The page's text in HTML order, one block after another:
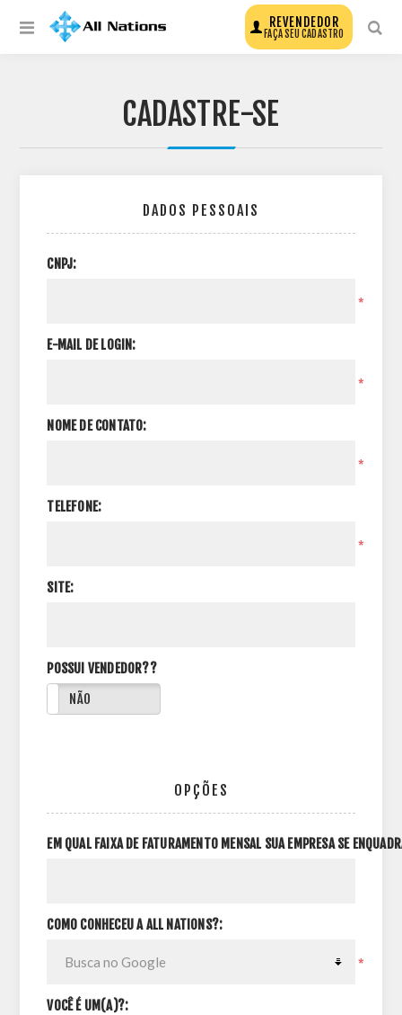
REVENDEDOR
FAÇA SEU CADASTRO
CADASTRE-SE
DADOS PESSOAIS
CNPJ:
*
E-MAIL DE LOGIN:
*
NOME DE CONTATO:
*
TELEFONE:
*
SITE:
POSSUI VENDEDOR??
NÃO
OPÇÕES
EM QUAL FAIXA DE FATURAMENTO MENSAL SUA EMPRESA SE
COMO CONHECEU A ALL NATIONS?:
*
VOCÊ É UM(A)?: